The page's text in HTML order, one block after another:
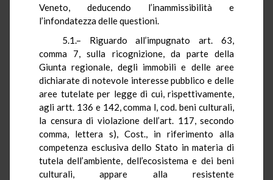
Veneto, deducendo l’inammissibilità e
l’infondatezza delle questioni.
5.1.– Riguardo all’impugnato art. 63,
comma 7, sulla ricognizione, da parte della
Giunta regionale, degli immobili e delle aree
dichiarate di notevole interesse pubblico e delle
aree tutelate per legge di cui, rispettivamente,
agli artt. 136 e 142, comma l, cod. beni culturali,
la censura di violazione dell’art. 117, secondo
comma, lettera s), Cost., in riferimento alla
competenza esclusiva dello Stato in materia di
tutela dell’ambiente, dell’ecosistema e dei beni
culturali, appare alla resistente